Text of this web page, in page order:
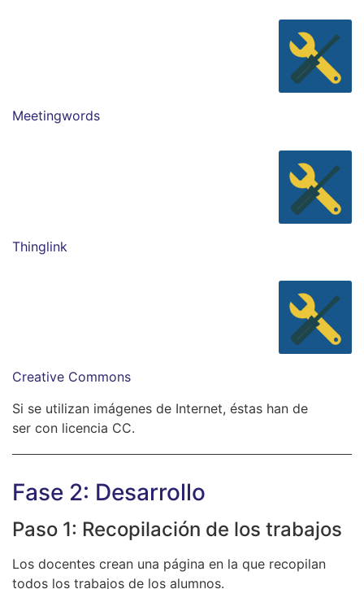
Meetingwords
Thinglink
Creative Commons
Si se utilizan imágenes de Internet, éstas han de
ser con licencia CC.
Fase 2: Desarrollo
Paso 1: Recopilación de los trabajos
Los docentes crean una página en la que recopilan
todos los trabajos de los alumnos.